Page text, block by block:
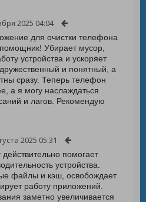
2025 04:04
для очистки телефона
Убирает мусор,
устройства и ускоряет
и понятный, а
сразу. Теперь телефон
а я могу наслаждаться
и лагов. Рекомендую
2025 05:31
помогает
устройства.
файлы и кэш, освобождает
работу приложений.
заметно увеличивается